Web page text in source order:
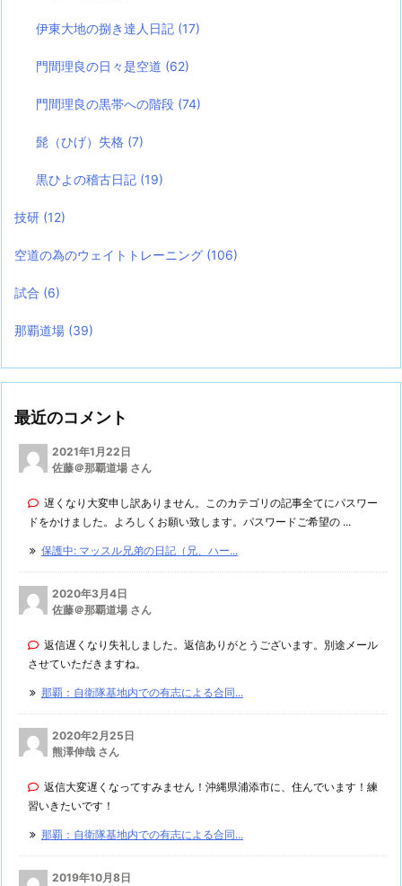
伊東大地の捌き達人日記 (17)
門間理良の日々是空道 (62)
門間理良の黒帯への階段 (74)
髭（ひげ）失格 (7)
黒ひよの稽古日記 (19)
技研 (12)
空道の為のウェイトトレーニング (106)
試合 (6)
那覇道場 (39)
最近のコメント
2021年1月22日
佐藤＠那覇道場 さん
遅くなり大変申し訳ありません。このカテゴリの記事全てにパスワー
ドをかけました。よろしくお願い致します。パスワードご希望の ...
保護中: マッスル兄弟の日記（兄、ハー...
2020年3月4日
佐藤＠那覇道場 さん
返信遅くなり失礼しました。返信ありがとうございます。別途メール
させていただきますね。
那覇：自衛隊基地内での有志による合同...
2020年2月25日
熊澤伸哉 さん
返信大変遅くなってすみません！沖縄県浦添市に、住んでいます！練
習いきたいです！
那覇：自衛隊基地内での有志による合同...
2019年10月8日